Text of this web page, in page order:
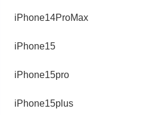
iPhone14ProMax
iPhone15
iPhone15pro
iPhone15plus